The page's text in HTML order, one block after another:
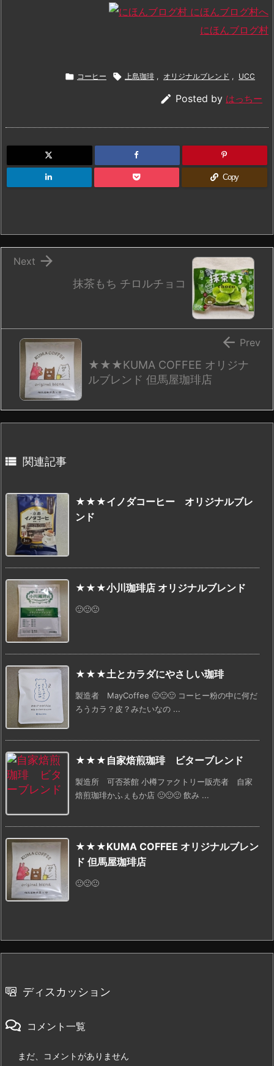
にほんブログ村
 コーヒー  上島珈琲 , オリジナルブレンド , UCC
 Posted by はっちー
Copy
抹茶もち チロルチョコ

Next
★★★KUMA COFFEE オリジナ
ルブレンド 但馬屋珈琲店
 Prev
 関連記事
★★★イノダコーヒー オリジナルブレ
ンド
★★★小川珈琲店 オリジナルブレンド
🙂🙂🙂
★★★土とカラダにやさしい珈琲
製造者 MayCoffee 🙂🙂🙂 コーヒー粉の中に何だ
ろうカラ？皮？みたいなの ...
★★★自家焙煎珈琲 ビターブレンド
製造所 可否茶館 小樽ファクトリー販売者 自家
焙煎珈琲かふぇもか店 🙂🙂🙂 飲み ...
★★★KUMA COFFEE オリジナルブレン
ド 但馬屋珈琲店
🙂🙂🙂
ディスカッション
コメント一覧
まだ、コメントがありません